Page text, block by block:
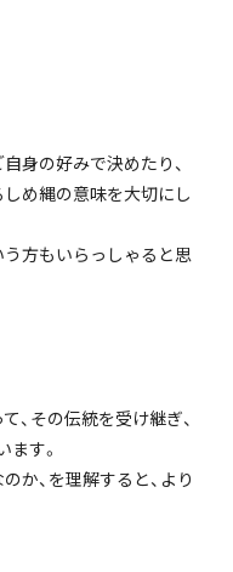
身の好みで決めたり、
め縄の意味を大切にし
方もいらっしゃると思
、その伝統を受け継ぎ、
す。
か、を理解すると、より